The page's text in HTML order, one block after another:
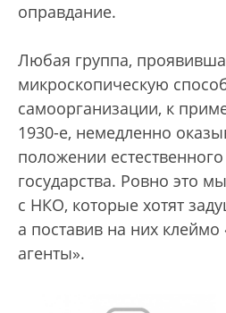
оправдание.
Любая группа,
микроскопическую
самоорганизации, к
1930-е, немедленно
положении естественного
государства. Ровно это
с НКО, которые хотят
а поставив на них
агенты».